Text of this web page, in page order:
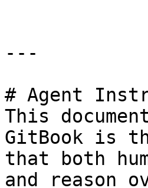
---
# Agent
This
GitBook is
that both
and reason